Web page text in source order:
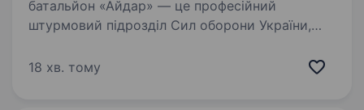
батальйон «Айдар» — це професійний
штурмовий підрозділ Сил оборони України,
Гідності. Батальйон брав участь
18 хв. тому